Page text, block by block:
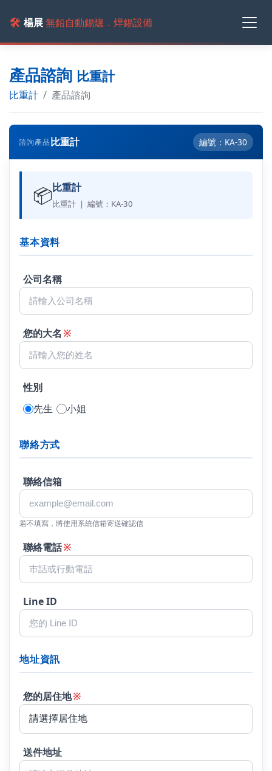
🛠️ 楊展無鉛自動錫爐．焊錫設備
產品諮詢 比重計
比重計 產品諮詢
諮詢產品比重計 編號：KA-30
📦比重計
比重計 | 編號：KA-30
基本資料
公司名稱
您的大名 ※
性別
先生
小姐
聯絡方式
聯絡信箱
若不填寫，將使用系統信箱寄送確認信
聯絡電話※
Line ID
地址資訊
您的居住地※
送件地址